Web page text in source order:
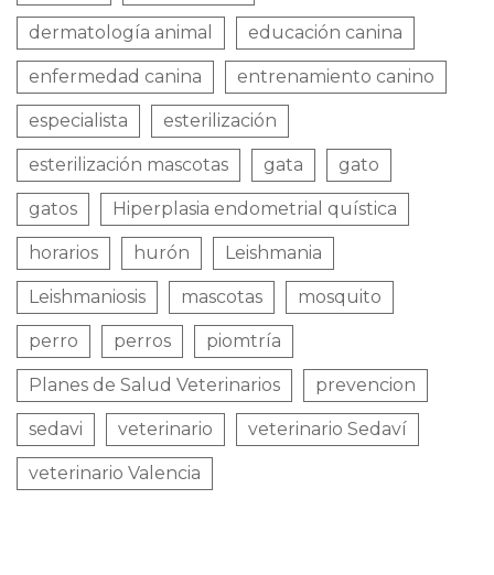
dermatología animal educación canina
enfermedad canina entrenamiento canino
especialista esterilización
esterilización mascotas gata gato
gatos Hiperplasia endometrial quística
horarios hurón Leishmania
Leishmaniosis mascotas mosquito
perro perros piomtría
Planes de Salud Veterinarios prevencion
sedavi veterinario veterinario Sedaví
veterinario Valencia